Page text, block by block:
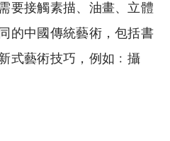
要接觸素描、油畫、立體
的中國傳統藝術，包括書
式藝術技巧，例如﹕攝